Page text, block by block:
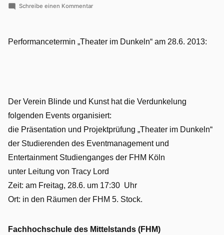
von
Schreibe einen Kommentarzu
Dunkeln“
Performancetermin „Theater im Dunkeln“ am 28.6. 2013:
Der Verein Blinde und Kunst hat die Verdunkelung
folgenden Events organisiert:
die Präsentation und Projektprüfung „Theater im Dunkeln“
der Studierenden des Eventmanagement und
Entertainment Studienganges der FHM Köln
unter Leitung von Tracy Lord
Zeit: am Freitag, 28.6. um 17:30 Uhr
Ort: in den Räumen der FHM 5. Stock.
Fachhochschule des Mittelstands (FHM)